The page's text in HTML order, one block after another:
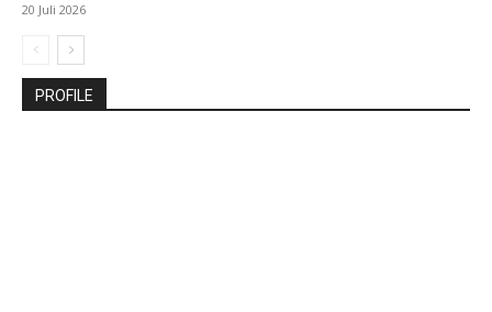
20 Juli 2026
PROFILE